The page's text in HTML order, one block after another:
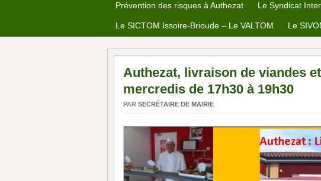
Prévention des risques à Authezat Le Syndicat
Le SICTOM Issoire-Brioude – Le VALTOM Le
Authezat, livraison de viandes
mercredis de 17h30 à 19h30
PAR SECRÉTAIRE DE MAIRIE